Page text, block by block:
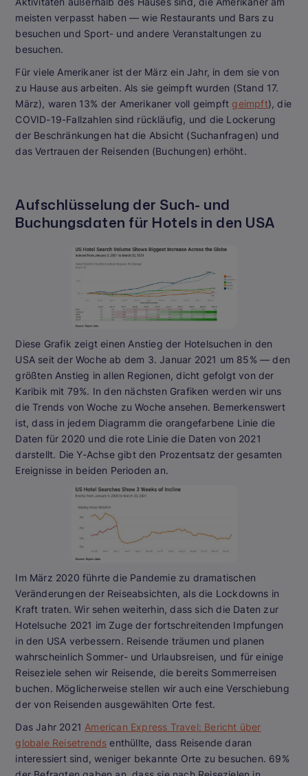
meisten verpasst haben — wie Restaurants und Bars zu
besuchen und Sport- und andere Veranstaltungen zu
besuchen.
Für viele Amerikaner ist der März ein Jahr, in dem sie von
zu Hause aus arbeiten. Als sie geimpft wurden (Stand 17.
März), waren 13% der Amerikaner voll geimpft geimpft), die
COVID-19-Fallzahlen sind rückläufig, und die Lockerung
der Beschränkungen hat die Absicht (Suchanfragen) und
das Vertrauen der Reisenden (Buchungen) erhöht.
Aufschlüsselung der Such- und
Buchungsdaten für Hotels in den USA
Diese Grafik zeigt einen Anstieg der Hotelsuchen in den
USA seit der Woche ab dem 3. Januar 2021 um 85% — den
größten Anstieg in allen Regionen, dicht gefolgt von der
Karibik mit 79%. In den nächsten Grafiken werden wir uns
die Trends von Woche zu Woche ansehen. Bemerkenswert
ist, dass in jedem Diagramm die orangefarbene Linie die
Daten für 2020 und die rote Linie die Daten von 2021
darstellt. Die Y-Achse gibt den Prozentsatz der gesamten
Ereignisse in beiden Perioden an.
Im März 2020 führte die Pandemie zu dramatischen
Veränderungen der Reiseabsichten, als die Lockdowns in
Kraft traten. Wir sehen weiterhin, dass sich die Daten zur
Hotelsuche 2021 im Zuge der fortschreitenden Impfungen
in den USA verbessern. Reisende träumen und planen
wahrscheinlich Sommer- und Urlaubsreisen, und für einige
Reiseziele sehen wir Reisende, die bereits Sommerreisen
buchen. Möglicherweise stellen wir auch eine Verschiebung
der von Reisenden ausgewählten Orte fest.
Das Jahr 2021 American Express Travel: Bericht über
globale Reisetrends enthüllte, dass Reisende daran
interessiert sind, weniger bekannte Orte zu besuchen. 69%